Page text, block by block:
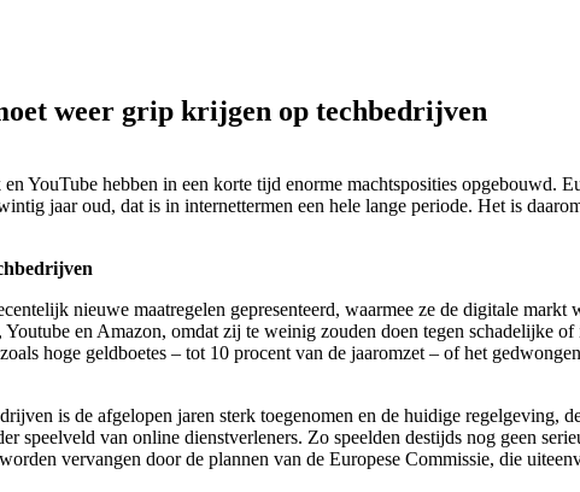
weer grip krijgen op techbedrijven
YouTube hebben in een korte tijd enorme machtsposities
jaar oud, dat is in internettermen een hele lange periode. Het is
nieuwe maatregelen gepresenteerd, waarmee ze de digitale
en Amazon, omdat zij te weinig zouden doen tegen schadelijke
hoge geldboetes – tot 10 procent van de jaaromzet – of het
is de afgelopen jaren sterk toegenomen en de huidige
speelveld van online dienstverleners. Zo speelden destijds nog geen
vervangen door de plannen van de Europese Commissie, die